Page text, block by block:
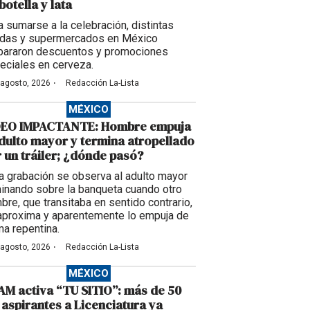
y lata
sumarse a la celebración, distintas
y supermercados en México
descuentos y promociones
en cerveza.
2026 · Redacción La-Lista
MÉXICO
IMPACTANTE: Hombre empuja
mayor y termina atropellado
un tráiler; ¿dónde pasó?
grabación se observa al adulto mayor
sobre la banqueta cuando otro
que transitaba en sentido contrario,
y aparentemente lo empuja de
repentina.
2026 · Redacción La-Lista
MÉXICO
activa “TU SITIO”: más de 50
a Licenciatura ya